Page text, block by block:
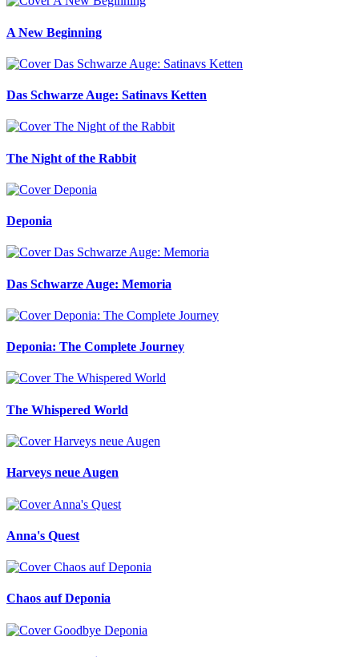
A New Beginning
Das Schwarze Auge: Satinavs Ketten
The Night of the Rabbit
Deponia
Das Schwarze Auge: Memoria
Deponia: The Complete Journey
The Whispered World
Harveys neue Augen
Anna's Quest
Chaos auf Deponia